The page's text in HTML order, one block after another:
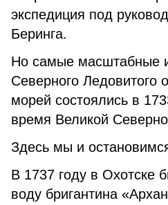
экспедиция под
Беринга.
Но самые масштабные
Северного Ледовитого
морей состоялись в
время Великой
Здесь мы и
В 1737 году в Охотске
воду бригантина